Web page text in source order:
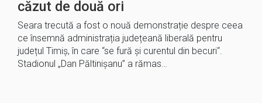
căzut de două ori
Seara trecută a fost o nouă demonstrație despre ceea
ce însemnă administrația județeană liberală pentru
județul Timiș, în care “se fură și curentul din becuri“.
Stadionul „Dan Păltinișanu” a rămas…